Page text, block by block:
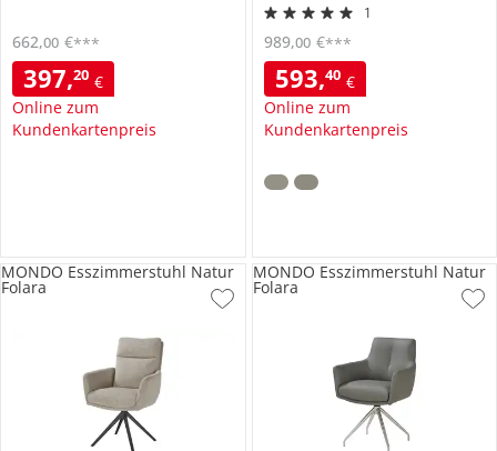
397,20 €
Online zum
Kundenkartenpreis
662,00 €***
1
593,40 €
Online zum
Kundenkartenpreis
989,00 €***
MONDO Esszimmerstuhl Natur
Folara
MONDO Esszimmerstuhl Natur
Folara